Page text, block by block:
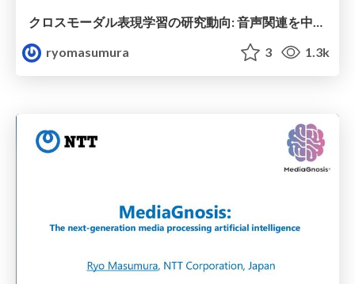
クロスモーダル表現学習の研究動向: 音声関連を中心として
ryomasumura
3 1.3k